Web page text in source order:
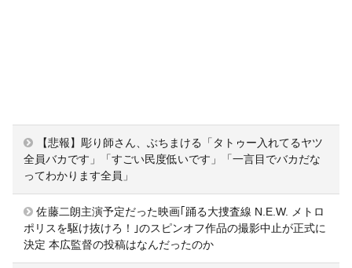
【悲報】彫り師さん、ぶちまける「タトゥー入れてるヤツ
全員バカです」「すごい民度低いです」「一言目でバカだな
ってわかります全員」
佐藤二朗主演予定だった映画｢踊る大捜査線 N.E.W. メトロ
ポリスを駆け抜けろ！｣のスピンオフ作品の撮影中止が正式に
決定 本広監督の投稿はなんだったのか